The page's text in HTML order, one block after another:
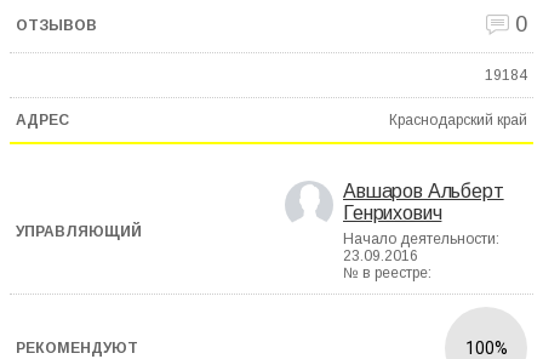
0
19184
Краснодарский край
Авшаров Альберт
Генрихович
Начало деятельности:
23.09.2016
№ в реестре:
100%